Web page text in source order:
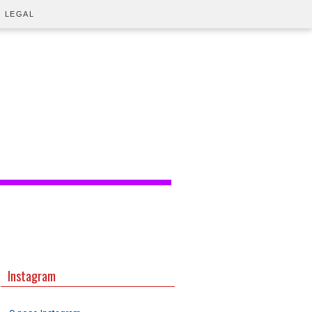
LEGAL
Instagram